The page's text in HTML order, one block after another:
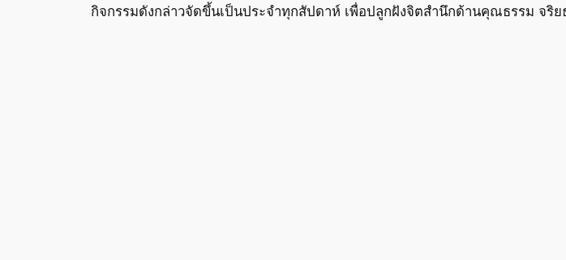
กิจกรรมดังกล่าวจัดขึ้นเป็นประจำทุกสัปดาห์ เพื่อปลูกฝังจิตสำนึกด้านคุณธรรม จริ